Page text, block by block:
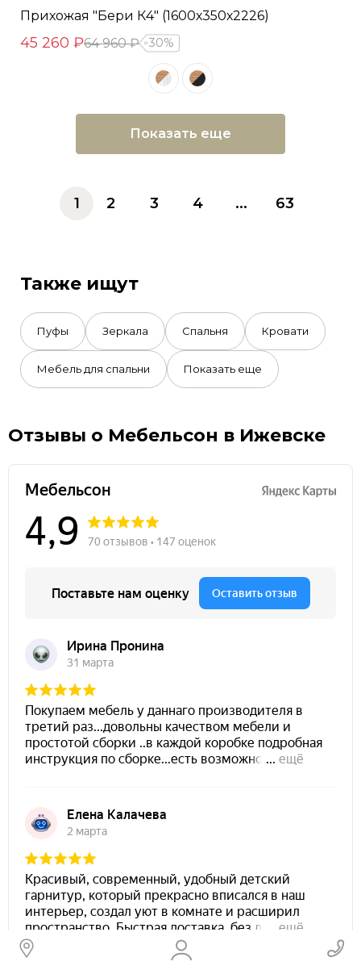
Прихожая "Бери К4" (1600х350х2226)
45 260 ₽64 960 ₽ 30%
Показать еще
1 2 3 4 ... 63
Также ищут
Пуфы Зеркала Спальня Кровати
Мебель для спальни Показать еще
Отзывы о Мебельсон в Ижевске